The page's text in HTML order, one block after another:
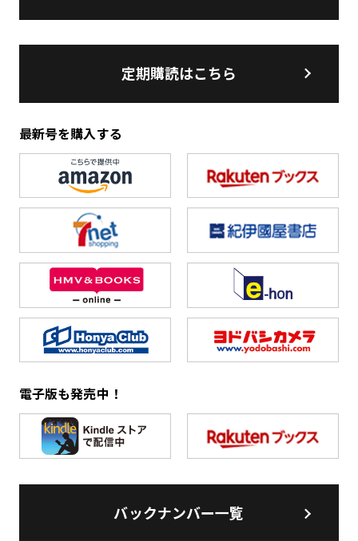
定期購読はこちら
最新号を購入する
電子版も発売中！
バックナンバー一覧